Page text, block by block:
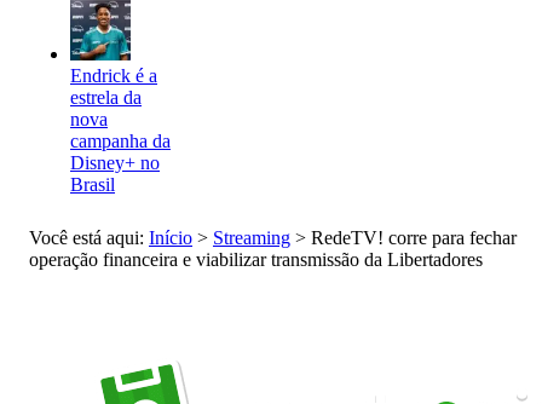
Endrick é a
estrela da
nova
campanha da
Disney+ no
Brasil
Você está aqui: Início > Streaming > RedeTV! corre para fechar
operação financeira e viabilizar transmissão da Libertadores